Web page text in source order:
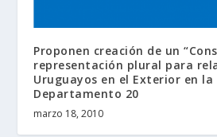
Proponen creación de un
representación plural para
Uruguayos en el Exterior en
Departamento 20
marzo 18, 2010